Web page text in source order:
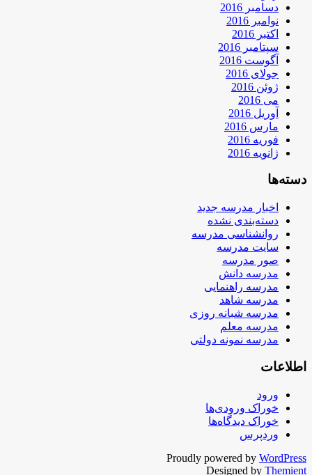
دسامبر 2016
نوامبر 2016
اکتبر 2016
سپتامبر 2016
آگوست 2016
جولای 2016
ژوئن 2016
می 2016
آوریل 2016
مارس 2016
فوریه 2016
ژانویه 2016
دسته‌ها
اخبار مدرسه جدید
دسته‌بندی نشده
روانشناسی مدرسه
سایت مدرسه
صور مدرسه
مدرسه دانش
مدرسه راهنمایی
مدرسه شاهد
مدرسه شبانه روزی
مدرسه معلم
مدرسه نمونه دولتی
اطلاعات
ورود
خوراک ورودی‌ها
خوراک دیدگاه‌ها
وردپرس
Proudly powered by WordPress
Designed by Themient